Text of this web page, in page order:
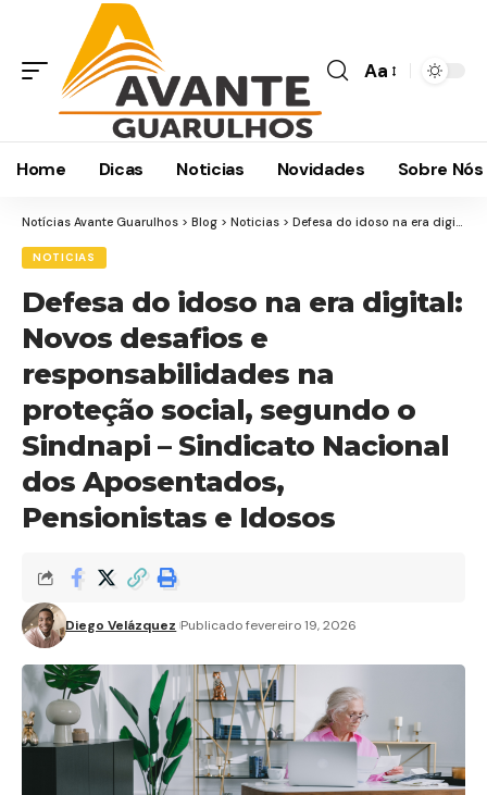
Aa
Home Dicas Noticias Novidades Sobre Nós
Notícias Avante Guarulhos > Blog > Noticias > Defesa do idoso na era digital: Novos desafios e responsabilidades na proteção social, segundo o Sindnapi – Sindicato Nacional dos Aposentados, Pensionistas e Idosos
NOTICIAS
Defesa do idoso na era digital:
Novos desafios e
responsabilidades na
proteção social, segundo o
Sindnapi – Sindicato Nacional
dos Aposentados,
Pensionistas e Idosos
Diego Velázquez Publicado fevereiro 19, 2026